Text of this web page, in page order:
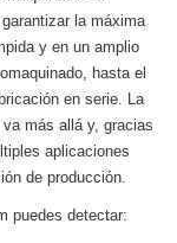
la máxima
y en un amplio
hasta el
en serie. La
va más allá y, gracias
aplicaciones
de producción.
puedes detectar: